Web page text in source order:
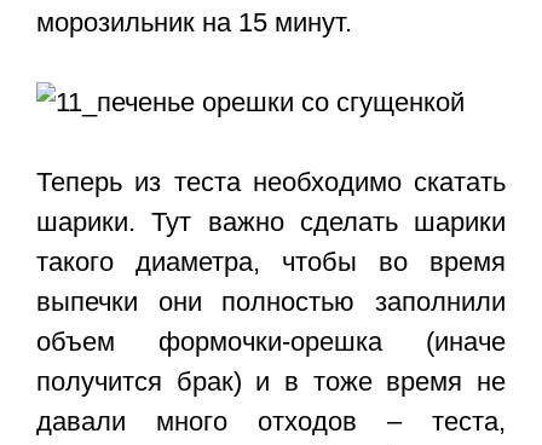
морозильник на 15 минут.
Теперь из теста необходимо скатать
шарики. Тут важно сделать шарики
такого диаметра, чтобы во время
выпечки они полностью заполнили
объем формочки-орешка (иначе
получится брак) и в тоже время не
давали много отходов – теста,